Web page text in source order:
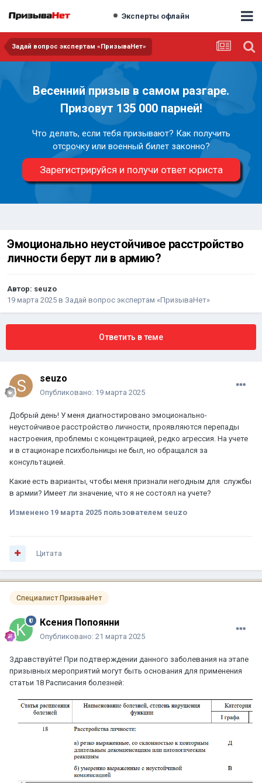
Эксперты офлайн
Задай вопрос экспертам «ПризываНет»
Весенний призыв в самом разгаре.
Призовут 135 000 парней!
Что делать, если тебя призывают? Как получить
отсрочку или военный билет законно?
Зарегистрируйся и получи ответ юриста
Эмоционально неустойчивое расстройство
личности берут ли в армию?
Автор: seuzo
19 марта 2025 в Задай вопрос экспертам «ПризываНет»
Ответить в теме
seuzo
Опубликовано: 19 марта 2025
Добрый день! У меня диагностировано эмоционально-
неустойчивое расстройство личности, проявляются перепады
настроения, проблемы с концентрацией, редко агрессия. На учете
и в стационаре психбольницы не был, но обращался за
консультацией.
Какие есть варианты, чтобы меня признали негодным для службы
в армии? Имеет ли значение, что я не состоял на учете?
Изменено 19 марта 2025 пользователем seuzo
Цитата
Специалист ПризываНет
Ксения Попоянни
Опубликовано: 21 марта 2025
Здравствуйте! При подтверждении данного заболевания на этапе
призывных мероприятий могут быть основания для применения
статьи 18 Расписания болезней: